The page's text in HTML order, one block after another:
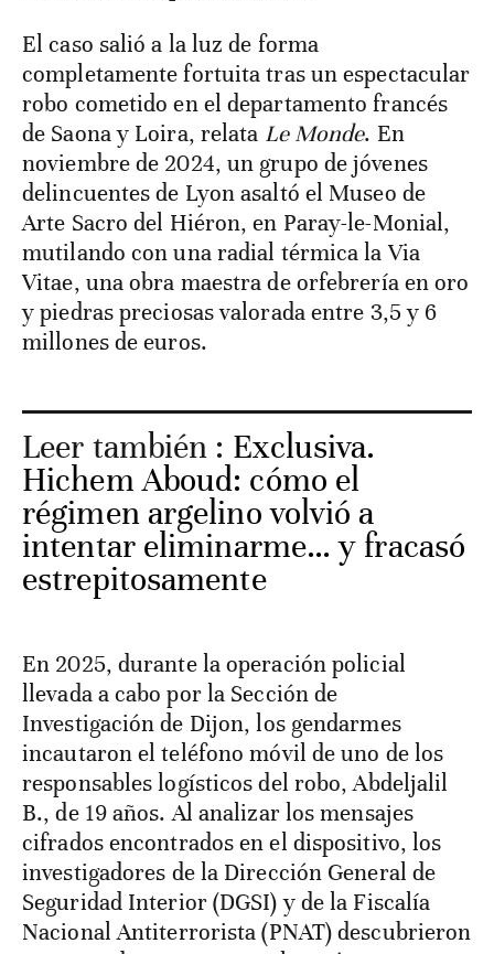
El caso salió a la luz de forma
completamente fortuita tras un espectacular
robo cometido en el departamento francés
de Saona y Loira, relata Le Monde. En
noviembre de 2024, un grupo de jóvenes
delincuentes de Lyon asaltó el Museo de
Arte Sacro del Hiéron, en Paray-le-Monial,
mutilando con una radial térmica la Via
Vitae, una obra maestra de orfebrería en oro
y piedras preciosas valorada entre 3,5 y 6
millones de euros.
Leer también : Exclusiva.
Hichem Aboud: cómo el
régimen argelino volvió a
intentar eliminarme… y fracasó
estrepitosamente
En 2025, durante la operación policial
llevada a cabo por la Sección de
Investigación de Dijon, los gendarmes
incautaron el teléfono móvil de uno de los
responsables logísticos del robo, Abdeljalil
B., de 19 años. Al analizar los mensajes
cifrados encontrados en el dispositivo, los
investigadores de la Dirección General de
Seguridad Interior (DGSI) y de la Fiscalía
Nacional Antiterrorista (PNAT) descubrieron